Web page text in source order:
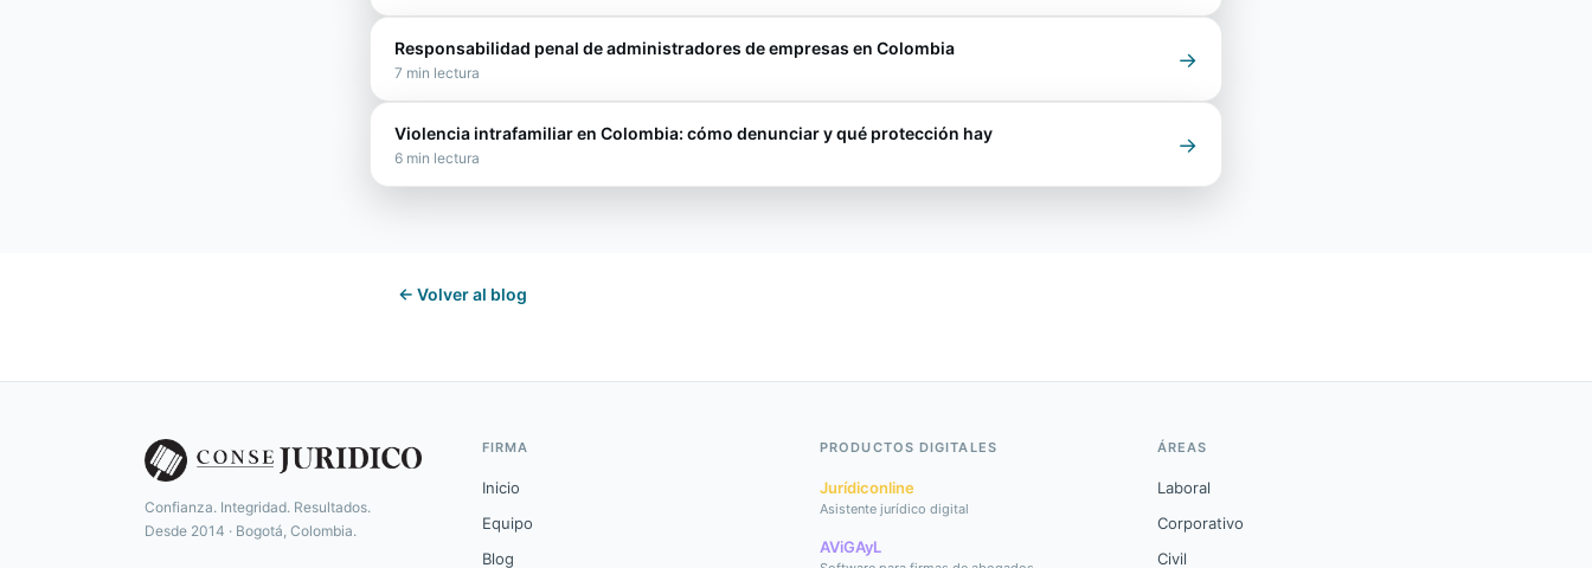
Responsabilidad penal de administradores de empresas en Colombia
7 min lectura
→
Violencia intrafamiliar en Colombia: cómo denunciar y qué protección hay
6 min lectura
→
← Volver al blog
Confianza. Integridad. Resultados.
Desde 2014 · Bogotá, Colombia.
FIRMA
Inicio
Equipo
Blog
PRODUCTOS DIGITALES
Jurídiconline
Asistente jurídico digital
AViGAyL
ÁREAS
Laboral
Corporativo
Civil